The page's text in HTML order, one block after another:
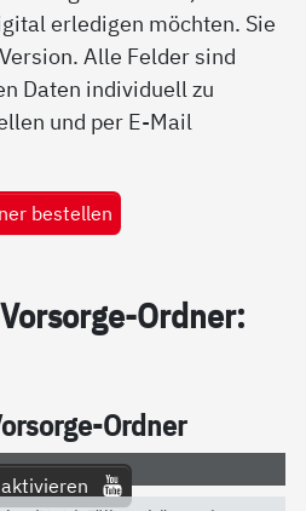
erledigen möchten. Sie
Alle Felder sind
Daten individuell zu
und per E-Mail
bestellen
Ord­ner:
Ord­ner